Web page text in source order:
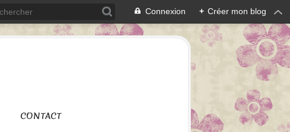
Connexion + Créer mon blog
CONTACT